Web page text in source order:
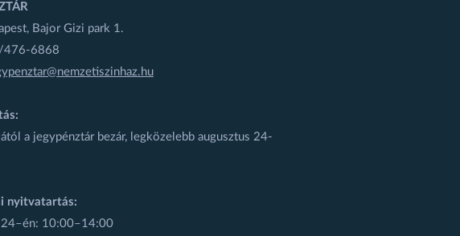
Bajor Gizi park 1.
476-6868
a jegypénztár bezár, legközelebb augusztus 24-
nyitvatartás:
24–én: 10:00–14:00